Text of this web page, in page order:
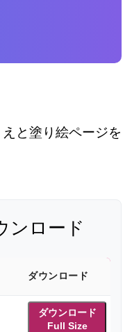
と塗り絵ページを
ンロード
ダウンロード
ダウンロード
Full Size